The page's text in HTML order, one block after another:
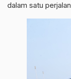
dalam satu